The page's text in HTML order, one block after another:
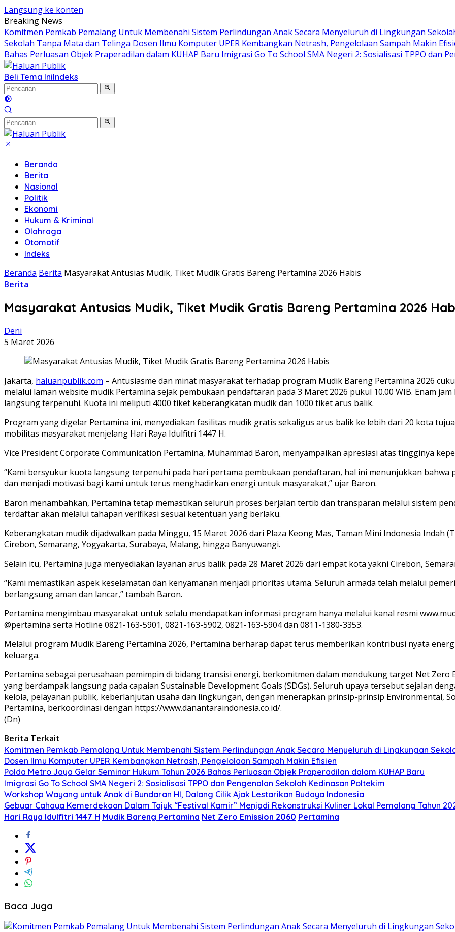
Langsung ke konten
Breaking News
Komitmen Pemkab Pemalang Untuk Membenahi Sistem Perlindungan Anak Secara Menyeluruh di Lingkungan
Sekolah Tanpa Mata dan Telinga Dosen Ilmu Komputer UPER Kembangkan Netrash, Pengelolaan Sampah Makin
Bahas Perluasan Objek Praperadilan dalam KUHAP Baru Imigrasi Go To School SMA Negeri 2: Sosialisasi TPPO dan
Beli Tema IniIndeks
Beranda
Berita
Nasional
Politik
Ekonomi
Hukum & Kriminal
Olahraga
Otomotif
Indeks
Beranda Berita Masyarakat Antusias Mudik, Tiket Mudik Gratis Bareng Pertamina 2026 Habis
Berita
Masyarakat Antusias Mudik, Tiket Mudik Gratis Bareng Pertamina 2026
Deni
5 Maret 2026
Jakarta, haluanpublik.com – Antusiasme dan minat masyarakat terhadap program Mudik Bareng Pertamina 2026
melalui laman website mudik Pertamina sejak pembukaan pendaftaran pada 3 Maret 2026 pukul 10.00 WIB. Enam
langsung terpenuhi. Kuota ini meliputi 4000 tiket keberangkatan mudik dan 1000 tiket arus balik.
Program yang digelar Pertamina ini, menyediakan fasilitas mudik gratis sekaligus arus balik ke lebih dari 20 kota
mobilitas masyarakat menjelang Hari Raya Idulfitri 1447 H.
Vice President Corporate Communication Pertamina, Muhammad Baron, menyampaikan apresiasi atas tingginya
“Kami bersyukur kuota langsung terpenuhi pada hari pertama pembukaan pendaftaran, hal ini menunjukkan
dan menjadi motivasi bagi kami untuk terus menghadirkan energi untuk masyarakat,” ujar Baron.
Baron menambahkan, Pertamina tetap memastikan seluruh proses berjalan tertib dan transparan melalui sistem
terdaftar akan melalui tahapan verifikasi sesuai ketentuan yang berlaku.
Keberangkatan mudik dijadwalkan pada Minggu, 15 Maret 2026 dari Plaza Keong Mas, Taman Mini Indonesia Indah
Cirebon, Semarang, Yogyakarta, Surabaya, Malang, hingga Banyuwangi.
Selain itu, Pertamina juga menyediakan layanan arus balik pada 28 Maret 2026 dari empat kota yakni Cirebon,
“Kami memastikan aspek keselamatan dan kenyamanan menjadi prioritas utama. Seluruh armada telah melalui
berlangsung aman dan lancar,” tambah Baron.
Pertamina mengimbau masyarakat untuk selalu mendapatkan informasi program hanya melalui kanal resmi
@pertamina serta Hotline 0821-163-5901, 0821-163-5902, 0821-163-5904 dan 0811-1380-3353.
Melalui program Mudik Bareng Pertamina 2026, Pertamina berharap dapat terus memberikan kontribusi nyata
keluarga.
Pertamina sebagai perusahaan pemimpin di bidang transisi energi, berkomitmen dalam mendukung target Net
yang berdampak langsung pada capaian Sustainable Development Goals (SDGs). Seluruh upaya tersebut sejalan
kelola, pelayanan publik, keberlanjutan usaha dan lingkungan, dengan menerapkan prinsip-prinsip Environmental,
Pertamina, berkoordinasi dengan https://www.danantaraindonesia.co.id/.
(Dn)
Berita Terkait
Komitmen Pemkab Pemalang Untuk Membenahi Sistem Perlindungan Anak Secara Menyeluruh di Lingkungan
Dosen Ilmu Komputer UPER Kembangkan Netrash, Pengelolaan Sampah Makin Efisien
Polda Metro Jaya Gelar Seminar Hukum Tahun 2026 Bahas Perluasan Objek Praperadilan dalam KUHAP Baru
Imigrasi Go To School SMA Negeri 2: Sosialisasi TPPO dan Pengenalan Sekolah Kedinasan Poltekim
Workshop Wayang untuk Anak di Bundaran HI, Dalang Cilik Ajak Lestarikan Budaya Indonesia
Gebyar Cahaya Kemerdekaan Dalam Tajuk “Festival Kamir” Menjadi Rekonstruksi Kuliner Lokal Pemalang Tahun
Hari Raya Idulfitri 1447 H Mudik Bareng Pertamina Net Zero Emission 2060 Pertamina
Baca Juga